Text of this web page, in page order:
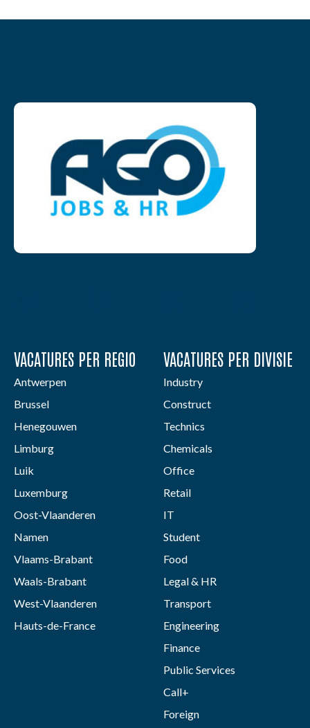
VACATURES PER REGIO
Antwerpen
Brussel
Henegouwen
Limburg
Luik
Luxemburg
Oost-Vlaanderen
Namen
Vlaams-Brabant
Waals-Brabant
West-Vlaanderen
Hauts-de-France
VACATURES PER DIVISIE
Industry
Construct
Technics
Chemicals
Office
Retail
IT
Student
Food
Legal & HR
Transport
Engineering
Finance
Public Services
Call+
Foreign